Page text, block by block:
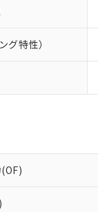
グ特性）